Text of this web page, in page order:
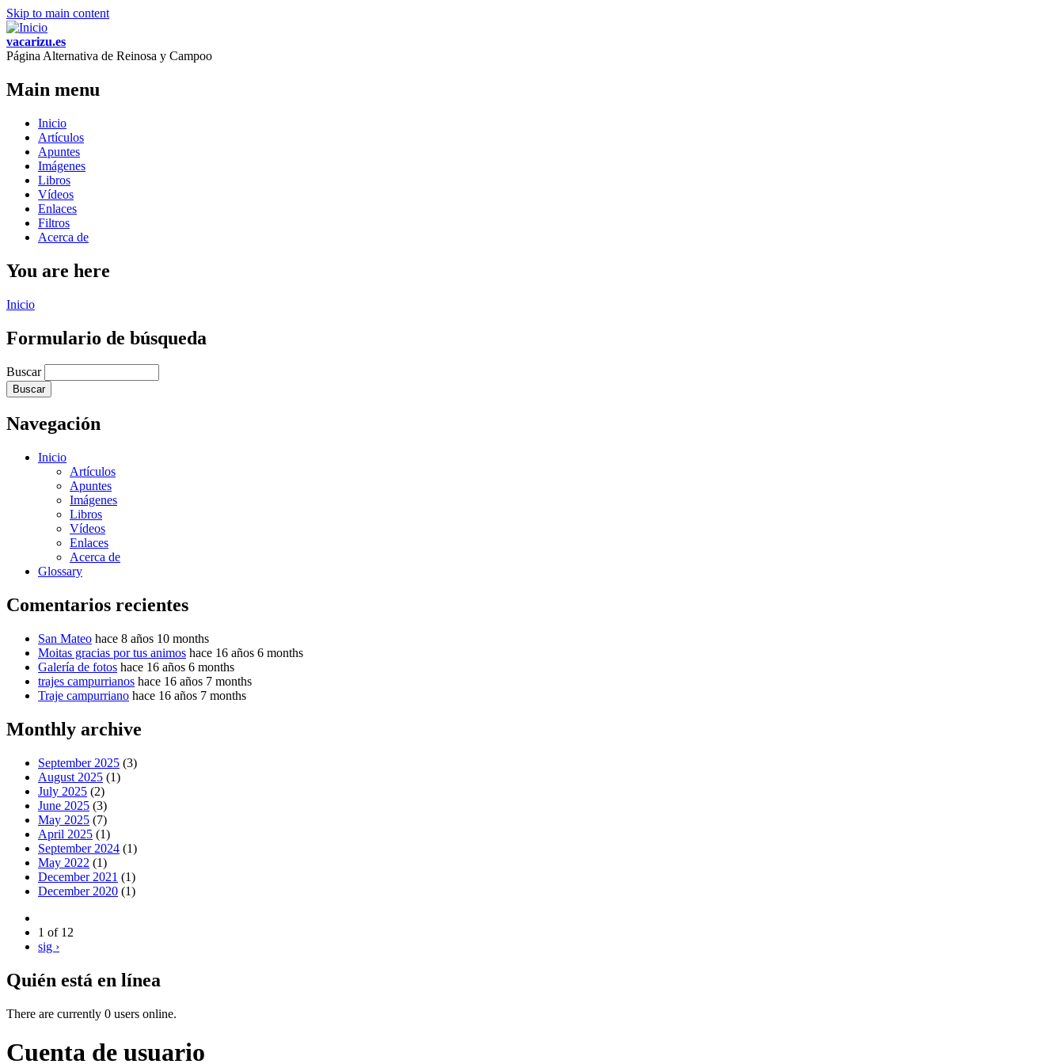
Skip to main content
vacarizu.es
Página Alternativa de Reinosa y Campoo
Main menu
Inicio
Artículos
Apuntes
Imágenes
Libros
Vídeos
Enlaces
Filtros
Acerca de
You are here
Inicio
Formulario de búsqueda
Buscar
Navegación
Inicio
Artículos
Apuntes
Imágenes
Libros
Vídeos
Enlaces
Acerca de
Glossary
Comentarios recientes
San Mateo hace 8 años 10 months
Moitas gracias por tus animos hace 16 años 6 months
Galería de fotos hace 16 años 6 months
trajes campurrianos hace 16 años 7 months
Traje campurriano hace 16 años 7 months
Monthly archive
September 2025 (3)
August 2025 (1)
July 2025 (2)
June 2025 (3)
May 2025 (7)
April 2025 (1)
September 2024 (1)
May 2022 (1)
December 2021 (1)
December 2020 (1)
1 of 12
sig ›
Quién está en línea
There are currently 0 users online.
Cuenta de usuario